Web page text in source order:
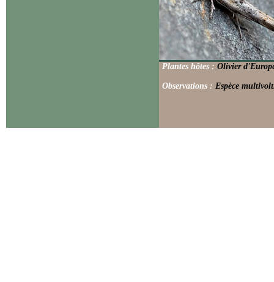
Plantes hôtes : Olivier
Observations : Espèce